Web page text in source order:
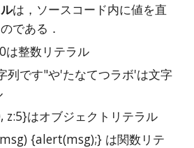
は，ソースコード内に値を直
である．
は整数リテラル
列です"や'たなてつラボ'は文字
z:5}はオブジェクトリテラル
{alert(msg);} は関数リテ